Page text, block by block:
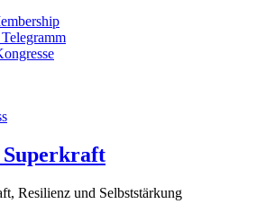
Resilienz und Selbststärkung